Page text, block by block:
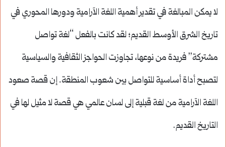
لا يمكن المبالغة في تقدير أهمية اللغة الآرامية ودورها المحوري في
تاريخ الشرق الأوسط القديم؛ لقد كانت بالفعل “لغة تواصل
مشتركة” فريدة من نوعها، تجاوزت الحواجز الثقافية والسياسية
لتصبح أداة أساسية للتواصل بين شعوب المنطقة. إن قصة صعود
اللغة الآرامية من لغة قبلية إلى لسان عالمي هي قصة لا مثيل لها في
التاريخ القديم.